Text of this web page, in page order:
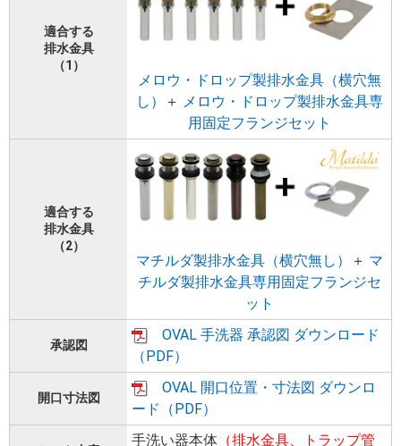
適合する
排水金具
（1）
メロウ・ドロップ製排水金具（横穴無
し）
＋ メロウ・ドロップ製排水金具専
用固定フランジセット
適合する
排水金具
（2）
マチルダ製排水金具（横穴無し） ＋ マ
チルダ製排水金具専用固定フランジセ
ット
承認図
OVAL 手洗器 承認図 ダウンロード
（PDF）
開口寸法図
OVAL 開口位置・寸法図 ダウンロ
ード（PDF）
手洗い器本体 （排水金具、トラップ管